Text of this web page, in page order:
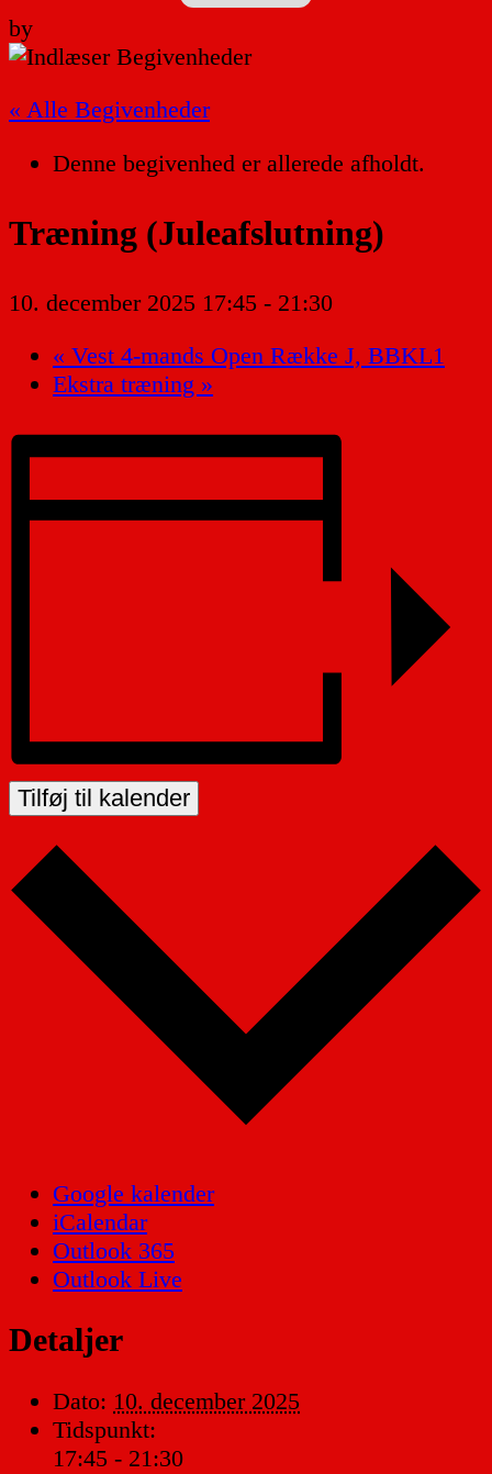
by
« Alle Begivenheder
Denne begivenhed er allerede afholdt.
Træning (Juleafslutning)
10. december 2025 17:45 - 21:30
« Vest 4-mands Open Række J, BBKL1
Ekstra træning »
Tilføj til kalender
Google kalender
iCalendar
Outlook 365
Outlook Live
Detaljer
Dato: 10. december 2025
Tidspunkt:
17:45 - 21:30